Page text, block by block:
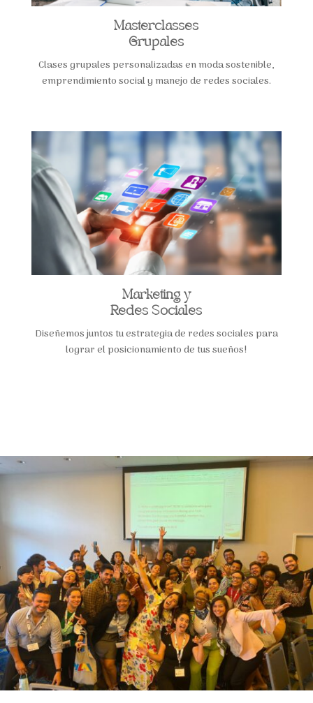
Masterclasses
Grupales
Clases grupales personalizadas en moda sostenible,
emprendimiento social y manejo de redes sociales.
Marketing y
Redes Sociales
Diseñemos juntos tu estrategia de redes sociales para
lograr el posicionamiento de tus sueños!